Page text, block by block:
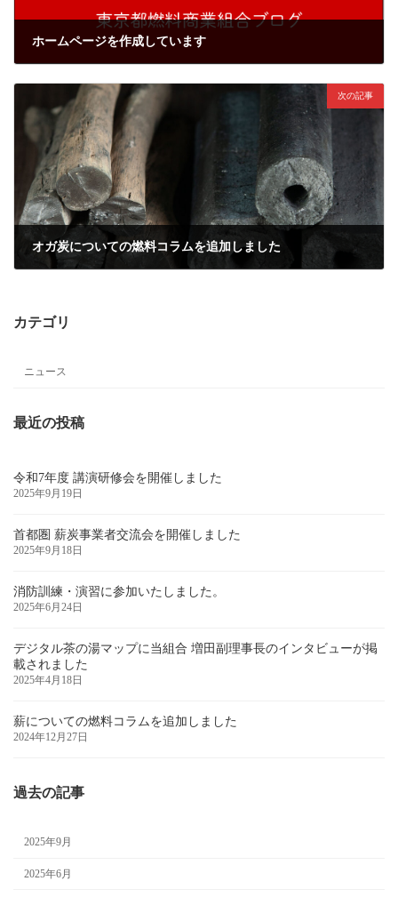
ホームページを作成しています
次の記事
オガ炭についての燃料コラムを追加しました
カテゴリ
ニュース
最近の投稿
令和7年度 講演研修会を開催しました
2025年9月19日
首都圏 薪炭事業者交流会を開催しました
2025年9月18日
消防訓練・演習に参加いたしました。
2025年6月24日
デジタル茶の湯マップに当組合 増田副理事長のインタビューが掲
載されました
2025年4月18日
薪についての燃料コラムを追加しました
2024年12月27日
過去の記事
2025年9月
2025年6月